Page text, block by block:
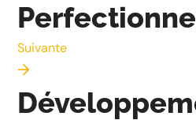
Suivante